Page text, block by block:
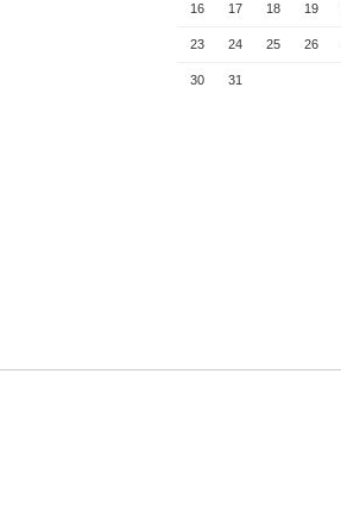
16 17 18 19
23 24 25 26
30 31